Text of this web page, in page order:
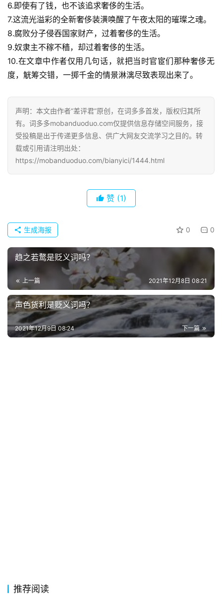
今
6.即使有了钱，也不该追求奢侈的生活。
7.这流光溢彩的全新奢侈装潢唤醒了午夜太阳的璀璨之魂。
8.腐败分子侵吞国家财产，过着奢侈的生活。
9.奴隶主不稼不穑，却过着奢侈的生活。
10.在文章中作者仅用几句话，就把当时官宦们那种奢侈无
度，觥筹交错，一掷千金的情景淋漓尽致表现出来了。
声明：本文由作者“差评君”原创，在词多多首发，版权归其所
有。词多多mobanduoduo.com仅提供信息存储空间服务，接
受投稿是出于传递更多信息、供广大网友交流学习之目的。转
载或引用请注明出处：
https://mobanduoduo.com/bianyici/1444.html
赞 (1)
0 0
生成海报
趋之若鹜是贬义词吗？
上一篇 2021年12月8日 08:21
声色货利是贬义词吗？
下一篇
2021年12月9日 08:24
推荐阅读